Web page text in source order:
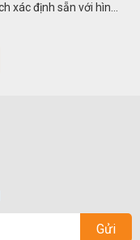
sẵn với hình
trong
Gửi